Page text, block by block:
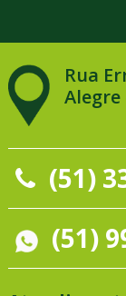
Rua
Alegre
(51)
(51)